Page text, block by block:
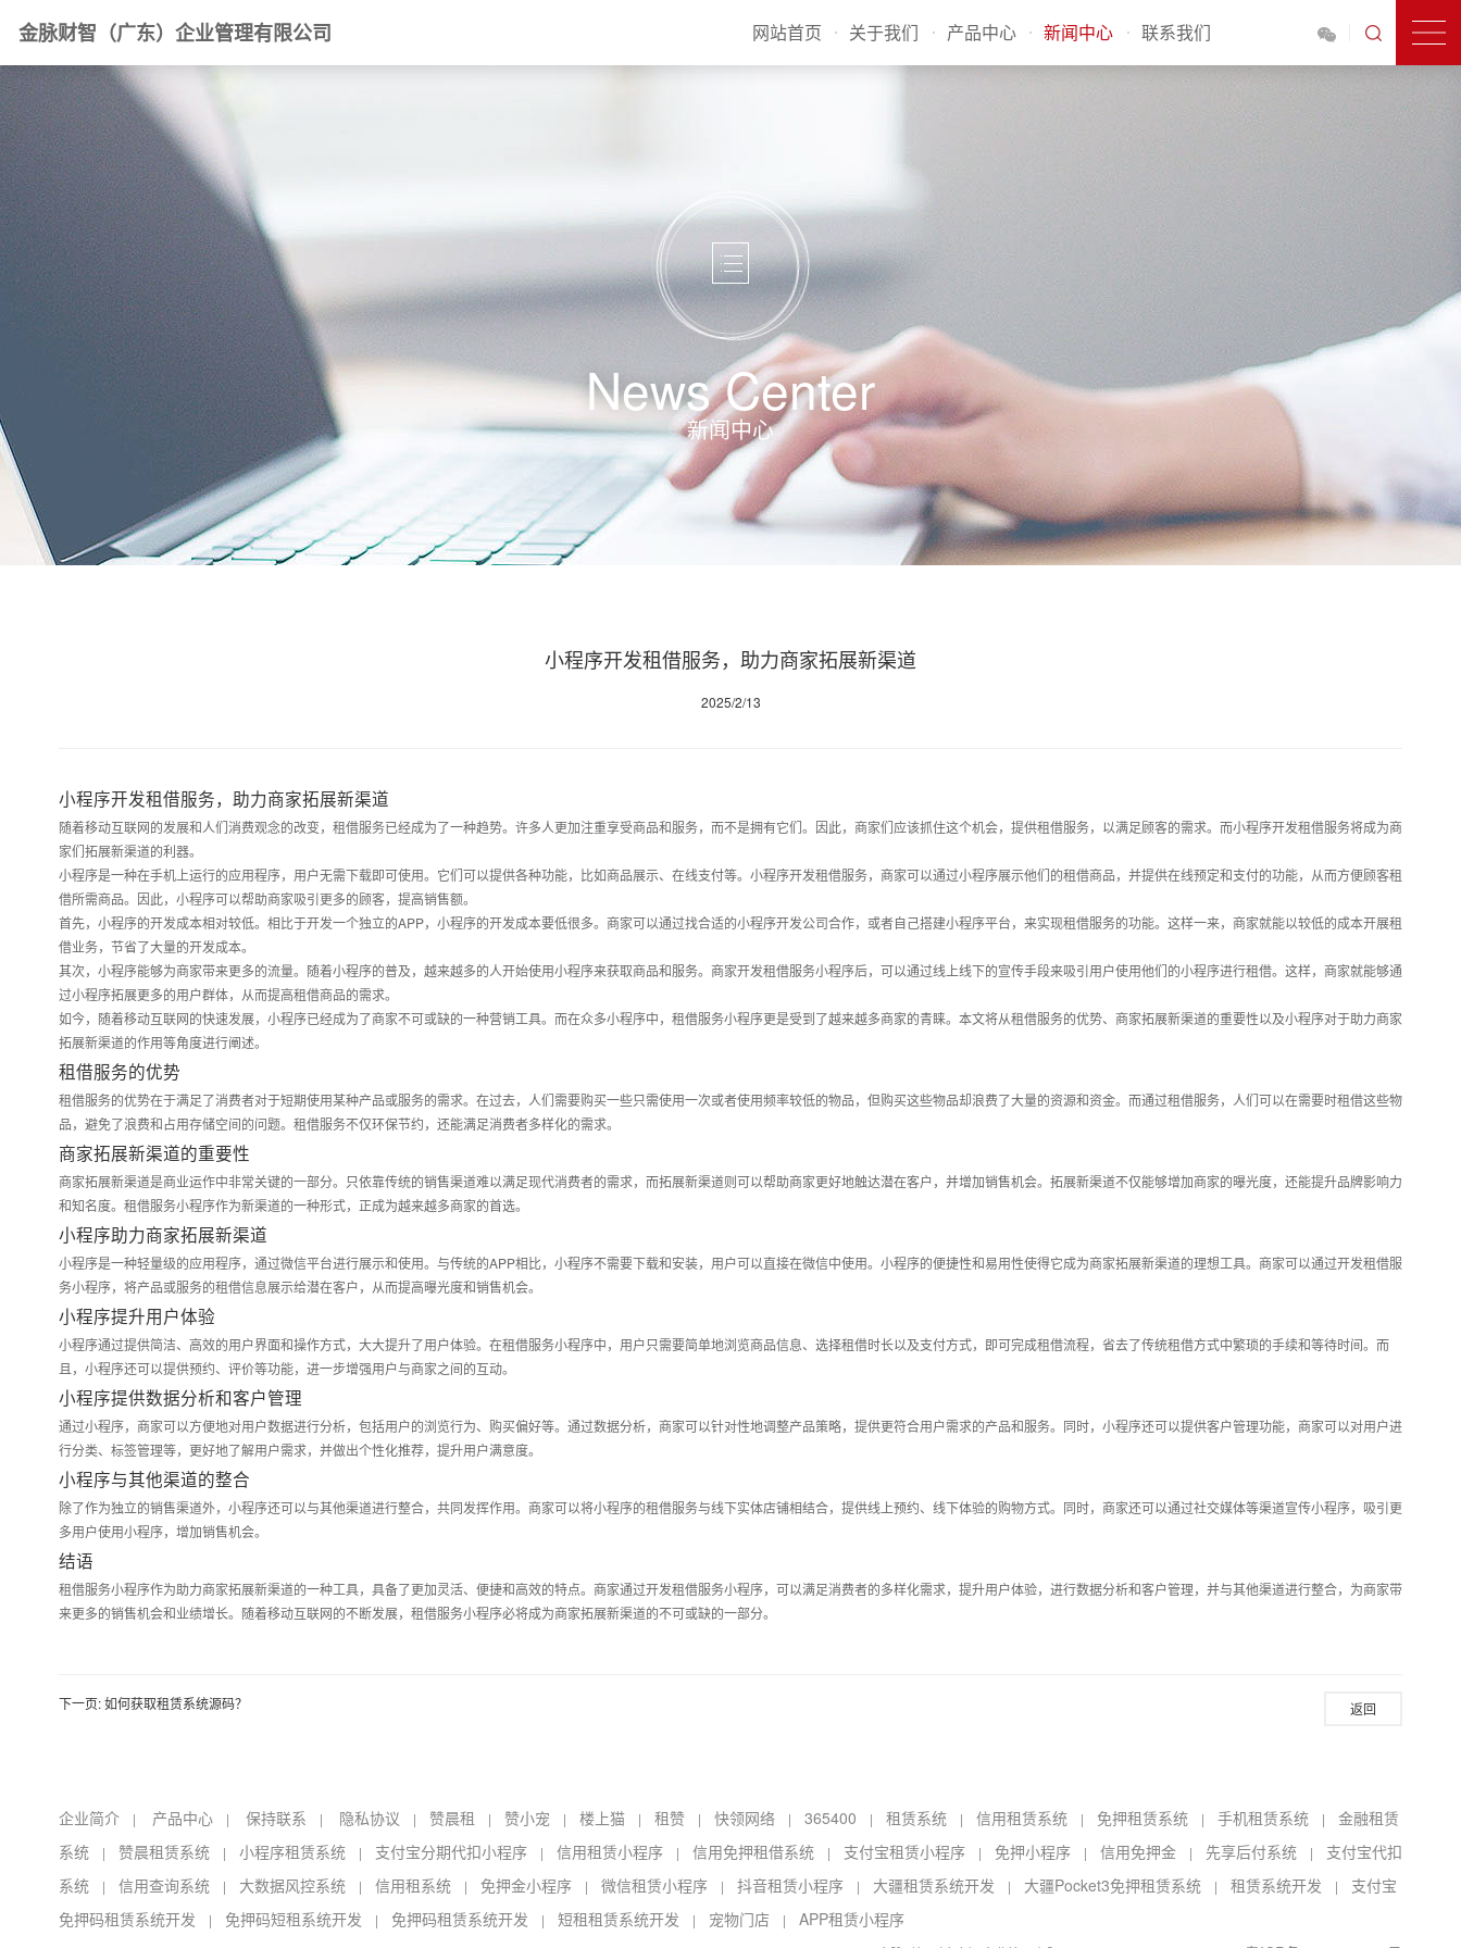
金脉财智（广东）企业管理有限公司 网站首页 关于我们 产品中心 新闻中心 联系我们
News Center
新闻中心
小程序开发租借服务，助力商家拓展新渠道
2025/2/13
小程序开发租借服务，助力商家拓展新渠道
随着移动互联网的发展和人们消费观念的改变，租借服务已经成为了一种趋势。许多人更加注重享受商品和服务，而不是拥有它们。因此，商家们应该抓住这个机会，提供租借服务，以满足顾客的需求。而小程序开发租借服务将成为商
家们拓展新渠道的利器。
小程序是一种在手机上运行的应用程序，用户无需下载即可使用。它们可以提供各种功能，比如商品展示、在线支付等。小程序开发租借服务，商家可以通过小程序展示他们的租借商品，并提供在线预定和支付的功能，从而方便顾客租
借所需商品。因此，小程序可以帮助商家吸引更多的顾客，提高销售额。
首先，小程序的开发成本相对较低。相比于开发一个独立的APP，小程序的开发成本要低很多。商家可以通过找合适的小程序开发公司合作，或者自己搭建小程序平台，来实现租借服务的功能。这样一来，商家就能以较低的成本开展租
借业务，节省了大量的开发成本。
其次，小程序能够为商家带来更多的流量。随着小程序的普及，越来越多的人开始使用小程序来获取商品和服务。商家开发租借服务小程序后，可以通过线上线下的宣传手段来吸引用户使用他们的小程序进行租借。这样，商家就能够通
过小程序拓展更多的用户群体，从而提高租借商品的需求。
如今，随着移动互联网的快速发展，小程序已经成为了商家不可或缺的一种营销工具。而在众多小程序中，租借服务小程序更是受到了越来越多商家的青睐。本文将从租借服务的优势、商家拓展新渠道的重要性以及小程序对于助力商家
拓展新渠道的作用等角度进行阐述。
租借服务的优势
租借服务的优势在于满足了消费者对于短期使用某种产品或服务的需求。在过去，人们需要购买一些只需使用一次或者使用频率较低的物品，但购买这些物品却浪费了大量的资源和资金。而通过租借服务，人们可以在需要时租借这些物
品，避免了浪费和占用存储空间的问题。租借服务不仅环保节约，还能满足消费者多样化的需求。
商家拓展新渠道的重要性
商家拓展新渠道是商业运作中非常关键的一部分。只依靠传统的销售渠道难以满足现代消费者的需求，而拓展新渠道则可以帮助商家更好地触达潜在客户，并增加销售机会。拓展新渠道不仅能够增加商家的曝光度，还能提升品牌影响力
和知名度。租借服务小程序作为新渠道的一种形式，正成为越来越多商家的首选。
小程序助力商家拓展新渠道
小程序是一种轻量级的应用程序，通过微信平台进行展示和使用。与传统的APP相比，小程序不需要下载和安装，用户可以直接在微信中使用。小程序的便捷性和易用性使得它成为商家拓展新渠道的理想工具。商家可以通过开发租借服
务小程序，将产品或服务的租借信息展示给潜在客户，从而提高曝光度和销售机会。
小程序提升用户体验
小程序通过提供简洁、高效的用户界面和操作方式，大大提升了用户体验。在租借服务小程序中，用户只需要简单地浏览商品信息、选择租借时长以及支付方式，即可完成租借流程，省去了传统租借方式中繁琐的手续和等待时间。而
且，小程序还可以提供预约、评价等功能，进一步增强用户与商家之间的互动。
小程序提供数据分析和客户管理
通过小程序，商家可以方便地对用户数据进行分析，包括用户的浏览行为、购买偏好等。通过数据分析，商家可以针对性地调整产品策略，提供更符合用户需求的产品和服务。同时，小程序还可以提供客户管理功能，商家可以对用户进
行分类、标签管理等，更好地了解用户需求，并做出个性化推荐，提升用户满意度。
小程序与其他渠道的整合
除了作为独立的销售渠道外，小程序还可以与其他渠道进行整合，共同发挥作用。商家可以将小程序的租借服务与线下实体店铺相结合，提供线上预约、线下体验的购物方式。同时，商家还可以通过社交媒体等渠道宣传小程序，吸引更
多用户使用小程序，增加销售机会。
结语
租借服务小程序作为助力商家拓展新渠道的一种工具，具备了更加灵活、便捷和高效的特点。商家通过开发租借服务小程序，可以满足消费者的多样化需求，提升用户体验，进行数据分析和客户管理，并与其他渠道进行整合，为商家带
来更多的销售机会和业绩增长。随着移动互联网的不断发展，租借服务小程序必将成为商家拓展新渠道的不可或缺的一部分。
返回
下一页:如何获取租赁系统源码？
企业简介| 产品中心| 保持联系 | 隐私协议 | 赞晨租 | 赞小宠 | 楼上猫| 租赞| 快领网络| 365400 | 租赁系统| 信用租赁系统| 免押租赁系统| 手机租赁系统| 金融租赁
系统| 赞晨租赁系统| 小程序租赁系统| 支付宝分期代扣小程序| 信用租赁小程序| 信用免押租借系统| 支付宝租赁小程序| 免押小程序| 信用免押金| 先享后付系统| 支付宝代扣
系统| 信用查询系统| 大数据风控系统| 信用租系统| 免押金小程序| 微信租赁小程序| 抖音租赁小程序| 大疆租赁系统开发 | 大疆Pocket3免押租赁系统| 租赁系统开发 | 支付宝
免押码租赁系统开发 | 免押码短租系统开发 | 免押码租赁系统开发 | 短租租赁系统开发 | 宠物门店| APP租赁小程序